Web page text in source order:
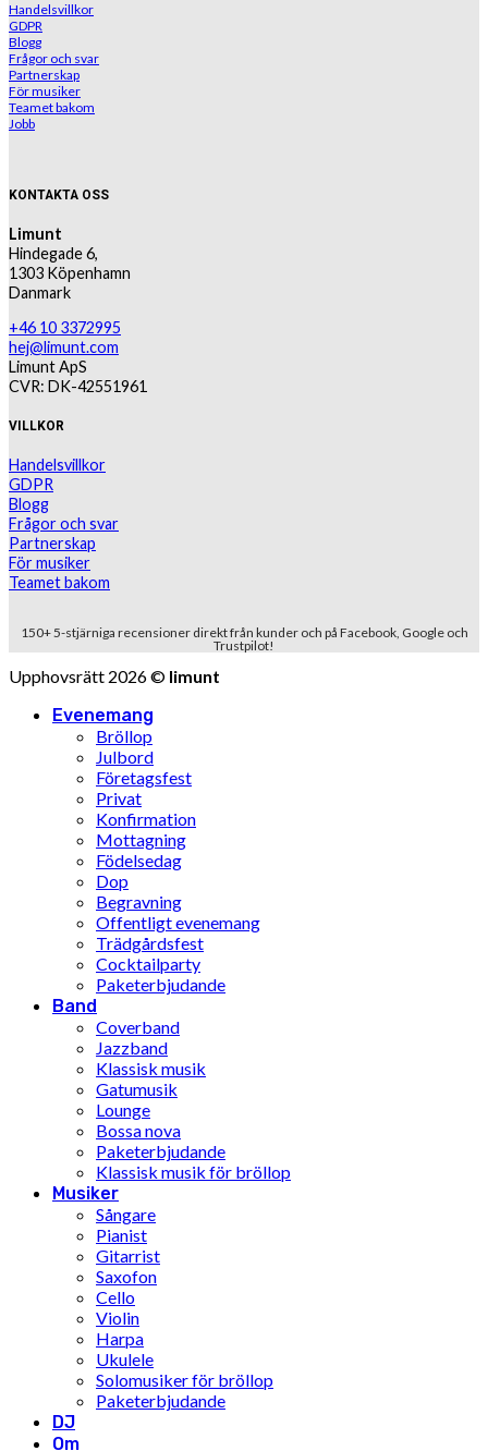
Handelsvillkor
GDPR
Blogg
Frågor och svar
Partnerskap
För musiker
Teamet bakom
Jobb
KONTAKTA OSS
Limunt
Hindegade 6,
1303 Köpenhamn
Danmark
+46 10 3372995
hej@limunt.com
Limunt ApS
CVR: DK-42551961
VILLKOR
Handelsvillkor
GDPR
Blogg
Frågor och svar
Partnerskap
För musiker
Teamet bakom
150+ 5-stjärniga recensioner direkt från kunder och på Facebook, Google och
Trustpilot!
Upphovsrätt 2026 © limunt
Evenemang
Bröllop
Julbord
Företagsfest
Privat
Konfirmation
Mottagning
Födelsedag
Dop
Begravning
Offentligt evenemang
Trädgårdsfest
Cocktailparty
Paketerbjudande
Band
Coverband
Jazzband
Klassisk musik
Gatumusik
Lounge
Bossa nova
Paketerbjudande
Klassisk musik för bröllop
Musiker
Sångare
Pianist
Gitarrist
Saxofon
Cello
Violin
Harpa
Ukulele
Solomusiker för bröllop
Paketerbjudande
DJ
Om